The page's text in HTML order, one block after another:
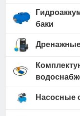
баки
Насосные